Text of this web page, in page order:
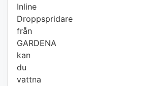
Inline
Droppspridare
från
GARDENA
kan
du
vattna